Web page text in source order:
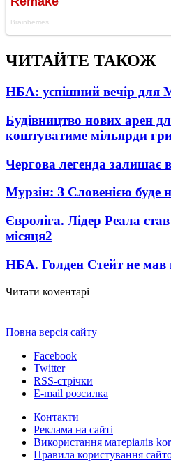
ЧИТАЙТЕ ТАКОЖ
НБА: успішний вечір для
Будівництво нових арен
коштуватиме мільярди
Чергова легенда залишає
Мурзін: З Словенією буде
Євроліга. Лідер Реала
місяця2
НБА. Голден Стейт не мав
Читати коментарі
Повна версія сайту
Facebook
Twitter
RSS-стрічки
E-mail розсилка
Контакти
Реклама на сайті
Використання матеріалів
Правила користування